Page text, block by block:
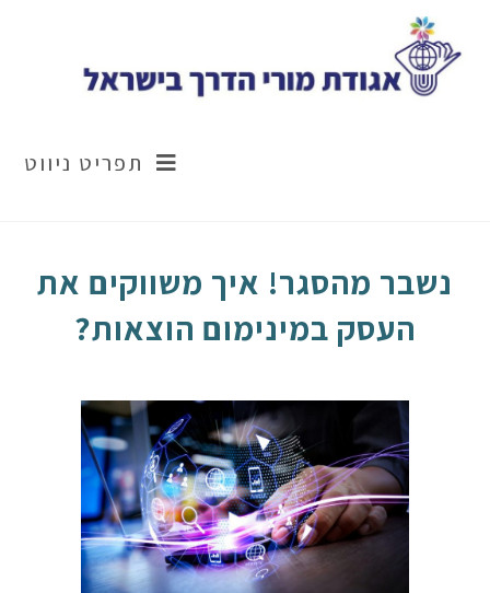
תפריט ניווט
נשבר מהסגר! איך משווקים את
העסק במינימום הוצאות?